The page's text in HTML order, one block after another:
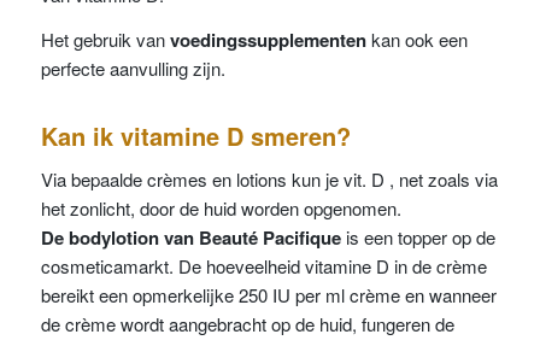
Het gebruik vanvoedingssupplementenkan ook een
perfecte aanvulling zijn.
Kan ik vitamine D smeren?
Via bepaalde crèmes en lotions kun je vit. D , net zoals via
het zonlicht, door de huid worden opgenomen.
De bodylotion van Beauté Pacifiqueis een topper op de
cosmeticamarkt. De hoeveelheid vitamine D in de crème
bereikt een opmerkelijke 250 IU per ml crème en wanneer
de crème wordt aangebracht op de huid, fungeren de